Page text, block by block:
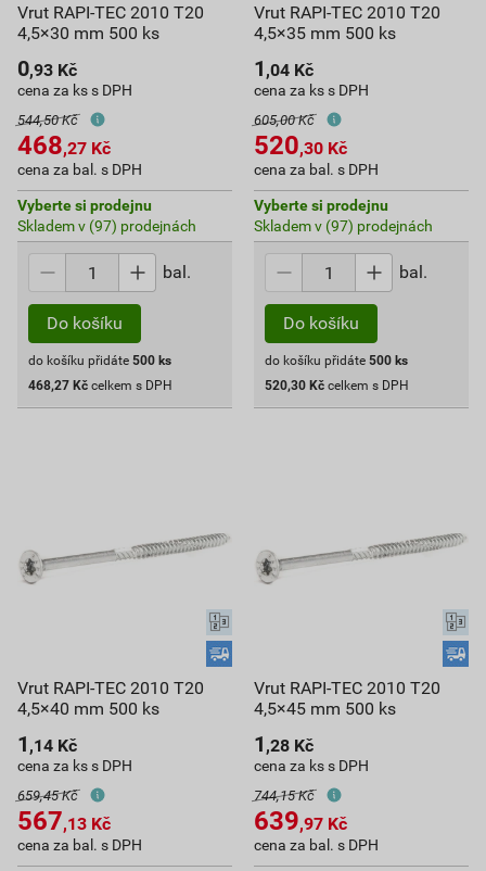
Vrut RAPI-TEC 2010 T20
4,5×30 mm 500 ks
0,93 Kč
cena za ks s DPH
544,50 Kč
468,27 Kč
cena za bal. s DPH
Vyberte si prodejnu
Skladem v (97) prodejnách
bal.
Do košíku
do košíku přidáte 500 ks
468,27 Kč celkem s DPH
Vrut RAPI-TEC 2010 T20
4,5×35 mm 500 ks
1 ,04 Kč
cena za ks s DPH
605,00 Kč
520,30 Kč
cena za bal. s DPH
Vyberte si prodejnu
Skladem v (97) prodejnách
bal.
Do košíku
do košíku přidáte 500 ks
520,30 Kč celkem s DPH
Vrut RAPI-TEC 2010 T20
4,5×40 mm 500 ks
1 ,14 Kč
cena za ks s DPH
659,45 Kč
567,13 Kč
cena za bal. s DPH
Vrut RAPI-TEC 2010 T20
4,5×45 mm 500 ks
1 ,28 Kč
cena za ks s DPH
744,15 Kč
639,97 Kč
cena za bal. s DPH